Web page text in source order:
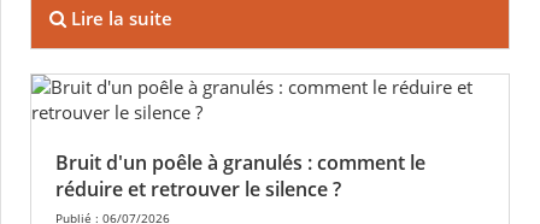
Lire la suite
Bruit d'un poêle à granulés : comment le
réduire et retrouver le silence ?
Publié : 06/07/2026